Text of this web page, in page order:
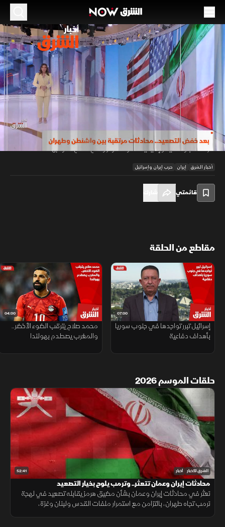
00:12/46:14
الموسم 2026
واشنطن وطهران تستعدان لجولة الدوحة
29 يونيو 2026 46:13 أخبار
أخبار الشرق
تتجه الأنظار إلى الدوحة مع تأكيد واشنطن عقد محادثات تقنية مع طهران
لبحث تنفيذ مذكرة التفاهم وملفات العقوبات والنووي وحرية الملاحة في
مضيق هرمز، وبالتزامن، يتواصل التصعيد الإسرائيلي في لبنان وسوريا، وسط
تحركات دبلوماسية وإقليمية لاحتواء التوتر ومنع اتساع المواجهة.
أخبار الشرق إيران حرب إيران وإسرائيل
قائمتي
مقاطع من الحلقة
07:00
إسرائيل تبرر تواجدها في جنوب سوريا
بأهداف دفاعية
04:00
محمد صلاح يترقب الضوء الأخضر..
والمغرب يصطدم بهولندا
حلقات الموسم 2026
52:41 الشرق للأخبار أخبار
محادثات إيران وعمان تتعثر.. وترمب يلوح بخيار التصعيد
تعثر في محادثات إيران وعمان بشأن مضيق هرمز يقابله تصعيد في لهجة
ترمب تجاه طهران، بالتزامن مع استمرار ملفات القدس ولبنان وغزة،